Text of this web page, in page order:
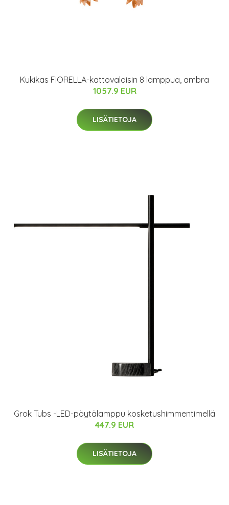
Kukikas FIORELLA-kattovalaisin 8 lamppua, ambra
1057.9 EUR
LISÄTIETOJA
Grok Tubs -LED-pöytälamppu kosketushimmentimellä
447.9 EUR
LISÄTIETOJA